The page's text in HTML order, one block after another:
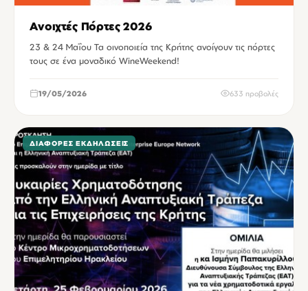
Ανοιχτές Πόρτες 2026
23 & 24 Μαΐου Τα οινοποιεία της Κρήτης ανοίγουν τις πόρτες
τους σε ένα μοναδικό WineWeekend!
19/05/2026 633 προβολές
ΔΙΆΦΟΡΕΣ ΕΚΔΗΛΏΣΕΙΣ